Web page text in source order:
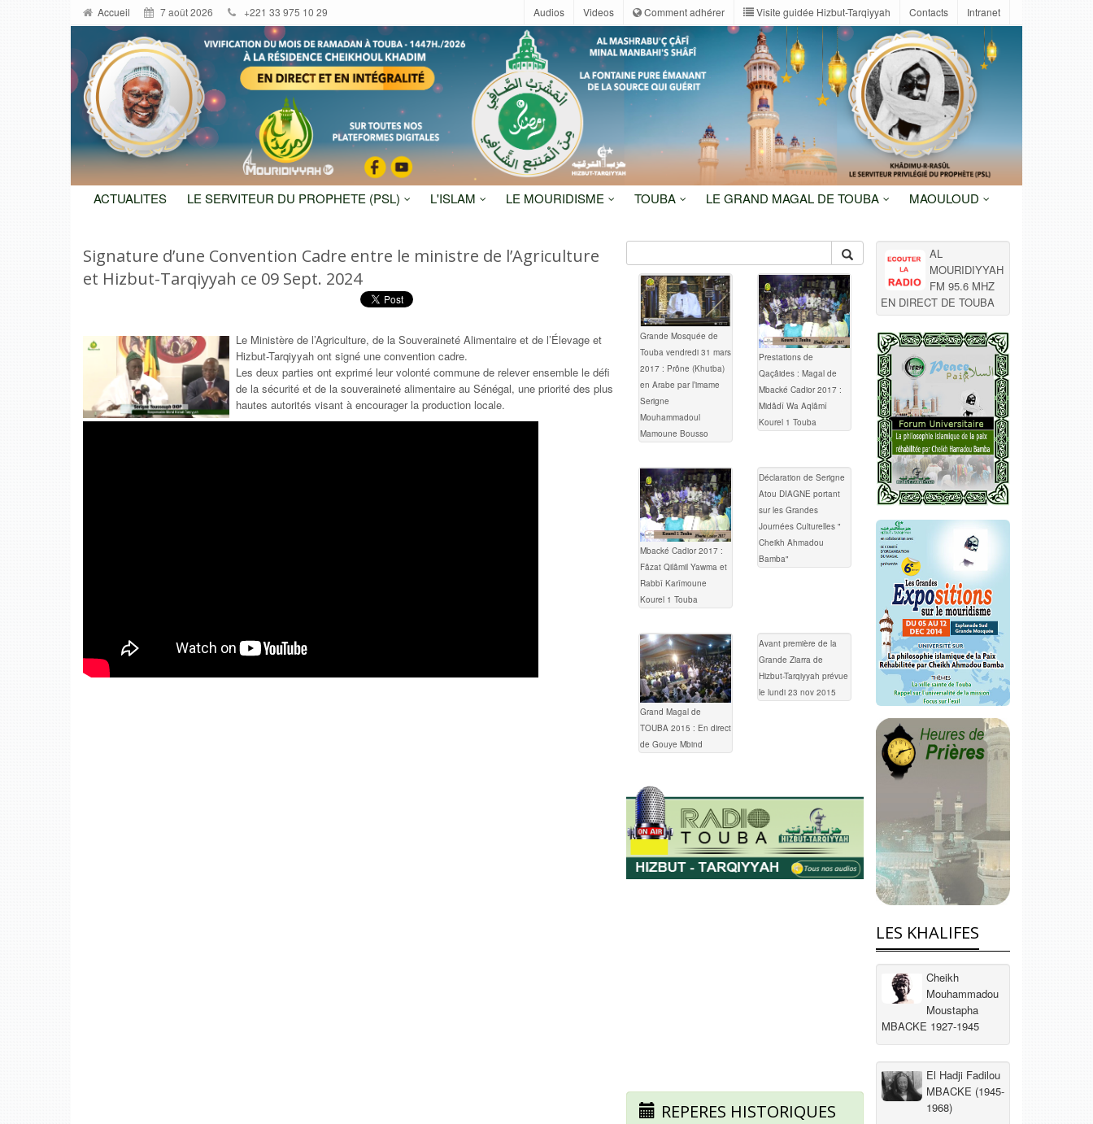
Accueil 7 août 2026 +221 33 975 10 29 Audios Videos Comment adhérer Visite guidée Hizbut-Tarqiyyah Contacts Intranet
ACTUALITES LE SERVITEUR DU PROPHETE (PSL) L'ISLAM LE MOURIDISME TOUBA LE GRAND MAGAL DE TOUBA MAOULOUD
Signature d’une Convention Cadre entre le ministre de l’Agriculture
et Hizbut-Tarqiyyah ce 09 Sept. 2024
Le Ministère de l’Agriculture, de la Souveraineté Alimentaire et de l’Élevage et
Hizbut-Tarqiyyah ont signé une convention cadre.
Les deux parties ont exprimé leur volonté commune de relever ensemble le défi
de la sécurité et de la souveraineté alimentaire au Sénégal, une priorité des plus
hautes autorités visant à encourager la production locale.
Grande Mosquée de
Touba vendredi 31 mars
2017 : Prône (Khutba)
en Arabe par l’imame
Serigne
Mouhammadoul
Mamoune Bousso
Prestations de
Qaçâides : Magal de
Mbacké Cadior 2017 :
Midâdî Wa Aqlâmî
Kourel 1 Touba
Mbacké Cadior 2017 :
Fâzat Qilâmil Yawma et
Rabbî Karîmoune
Kourel 1 Touba
Déclaration de Serigne
Atou DIAGNE portant
sur les Grandes
Journées Culturelles "
Cheikh Ahmadou
Bamba"
Grand Magal de
TOUBA 2015 : En direct
de Gouye Mbind
Avant première de la
Grande Ziarra de
Hizbut-Tarqiyyah prévue
le lundi 23 nov 2015
REPERES HISTORIQUES
AL
MOURIDIYYAH
FM 95.6 MHZ
EN DIRECT DE TOUBA
LES KHALIFES
Cheikh
Mouhammadou
Moustapha
MBACKE 1927-1945
El Hadji Fadilou
MBACKE (1945-
1968)